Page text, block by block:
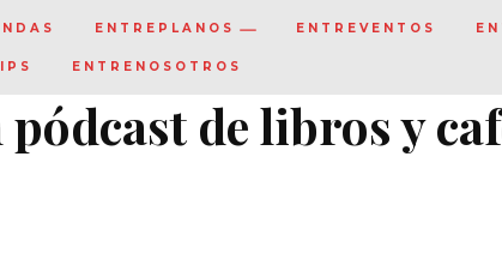
ENTREPLANOS ENTREVENTOS
ENTRENOSOTROS
de libros y